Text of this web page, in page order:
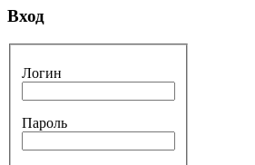
Вход
Логин
Пароль